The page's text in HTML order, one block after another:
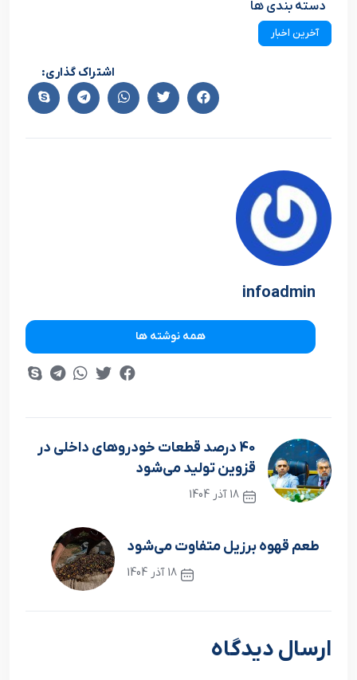
دسته بندی ها
آخرین اخبار
اشتراک گذاری:
infoadmin
همه نوشته ها
40 درصد قطعات خودروهای داخلی در
قزوین تولید می‌شود
18 آذر 1404
طعم قهوه برزیل متفاوت می‌شود
18 آذر 1404
ارسال دیدگاه